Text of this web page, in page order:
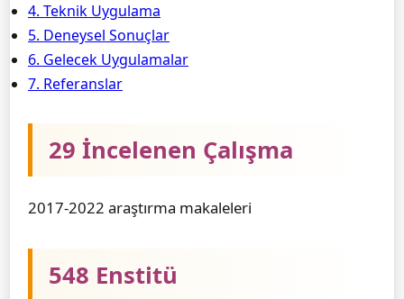
4. Teknik Uygulama
5. Deneysel Sonuçlar
6. Gelecek Uygulamalar
7. Referanslar
29 İncelenen Çalışma
2017-2022 araştırma makaleleri
548 Enstitü